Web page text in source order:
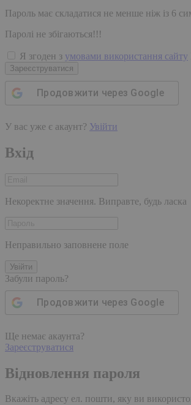
Пароль має складатися не менше ніж із 6
Паролі не збігаються!!!
Я згоден з умовами використання сайту
Зареєструватися
Продовжити через Google
У вас уже є акаунт? Увійти
Вхід
Некоректне значення. Виправте, будь ласка
Неправильно заповнене поле
Увійти
Забули пароль?
Продовжити через Google
Ще немає акаунта?
Зареєструватися
Відновлення пароля
Вкажіть адресу ел. пошти, яку ви